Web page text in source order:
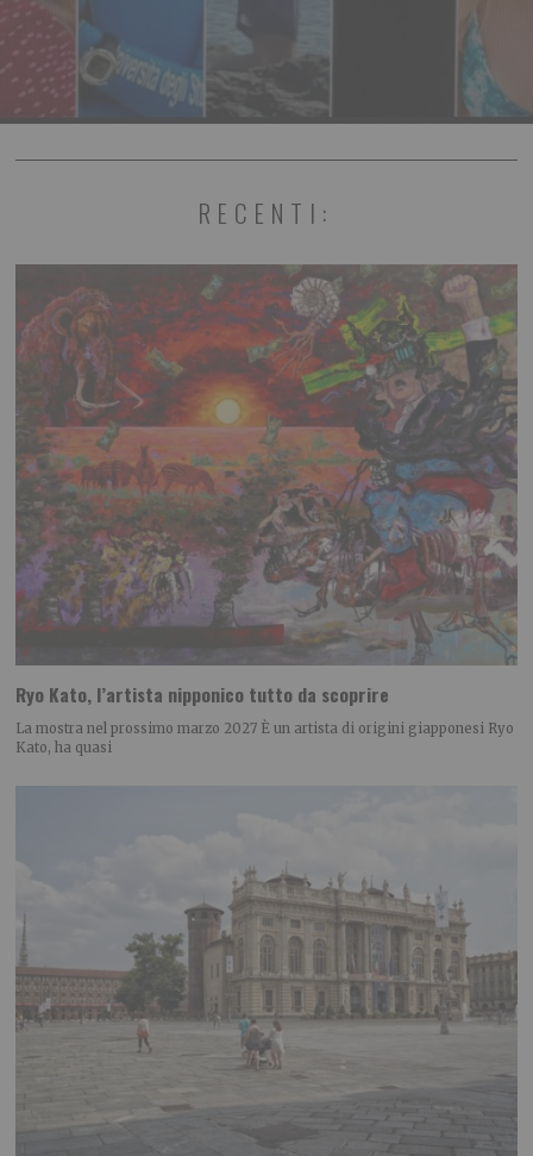
RECENTI:
Ryo Kato, l’artista nipponico tutto da scoprire
La mostra nel prossimo marzo 2027 È un artista di origini giapponesi Ryo
Kato, ha quasi